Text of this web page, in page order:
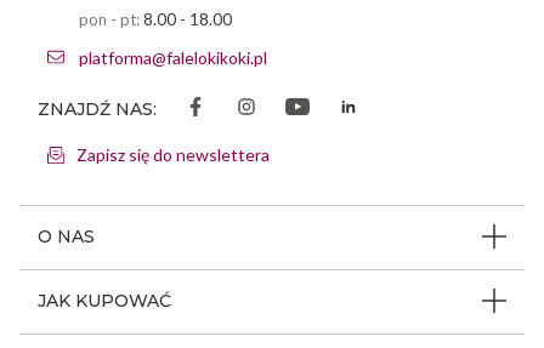
O NAS
JAK KUPOWAĆ
pon - pt:8.00 - 18.00
platforma@falelokikoki.pl
ZNAJDŹ NAS:
Zapisz się do newslettera